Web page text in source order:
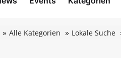
Alle Kategorien Lokale Suche